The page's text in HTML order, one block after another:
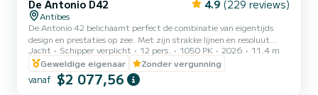
De Antonio D42 4.9 (229 reviews)
Antibes
De Antonio 42 belichaamt perfect de combinatie van eigentijds
design en prestaties op zee. Met zijn strakke lijnen en resoluut
moderne stijl biedt deze luxe jacht een eersteklas ervaring, ideaal
voor een uitzonderlijke dag aan de Côte d'Azur. Ruim en perfect
ingedeeld, het heeft ruime buitenruimtes met ligstoelen aan de
voorkant en achterkant, evenals een gezellige cockpit om
Jacht Schipper verplicht 12 pers. 1050 PK 2026
11.4 m
Geweldige eigenaar
Zonder vergunning
vanaf $2 077,56